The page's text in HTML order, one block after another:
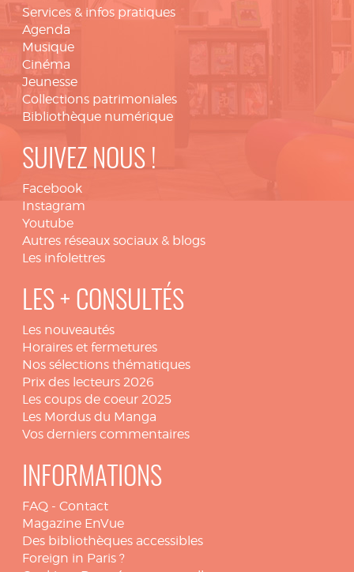
Services & infos pratiques
Agenda
Musique
Cinéma
Jeunesse
Collections patrimoniales
Bibliothèque numérique
SUIVEZ NOUS !
Facebook
Instagram
Youtube
Autres réseaux sociaux & blogs
Les infolettres
LES + CONSULTÉS
Les nouveautés
Horaires et fermetures
Nos sélections thématiques
Prix des lecteurs 2026
Les coups de coeur 2025
Les Mordus du Manga
Vos derniers commentaires
INFORMATIONS
FAQ - Contact
Magazine EnVue
Des bibliothèques accessibles
Foreign in Paris ?